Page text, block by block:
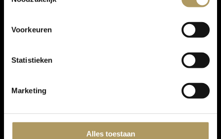
Voorkeuren
Statistieken
Marketing
Alles toestaan